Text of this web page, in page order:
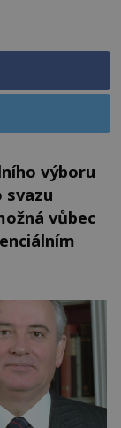
výboru
svazu
vůbec